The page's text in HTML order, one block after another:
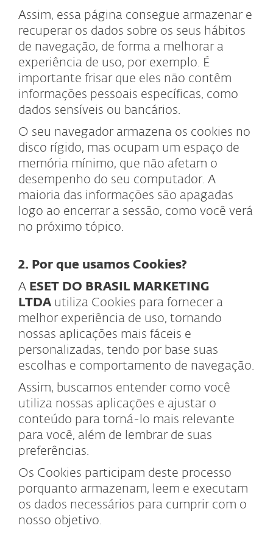
Assim, essa página consegue armazenar e
recuperar os dados sobre os seus hábitos
de navegação, de forma a melhorar a
experiência de uso, por exemplo. É
importante frisar que eles não contêm
informações pessoais específicas, como
dados sensíveis ou bancários.
O seu navegador armazena os cookies no
disco rígido, mas ocupam um espaço de
memória mínimo, que não afetam o
desempenho do seu computador. A
maioria das informações são apagadas
logo ao encerrar a sessão, como você verá
no próximo tópico.
2. Por que usamos Cookies?
A ESET DO BRASIL MARKETING
LTDA utiliza Cookies para fornecer a
melhor experiência de uso, tornando
nossas aplicações mais fáceis e
personalizadas, tendo por base suas
escolhas e comportamento de navegação.
Assim, buscamos entender como você
utiliza nossas aplicações e ajustar o
conteúdo para torná-lo mais relevante
para você, além de lembrar de suas
preferências.
Os Cookies participam deste processo
porquanto armazenam, leem e executam
os dados necessários para cumprir com o
nosso objetivo.